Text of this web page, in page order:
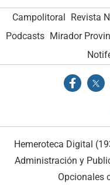
Campolitoral Revista
Podcasts Mirador
Hemeroteca Digital
Administración y
Opcionales